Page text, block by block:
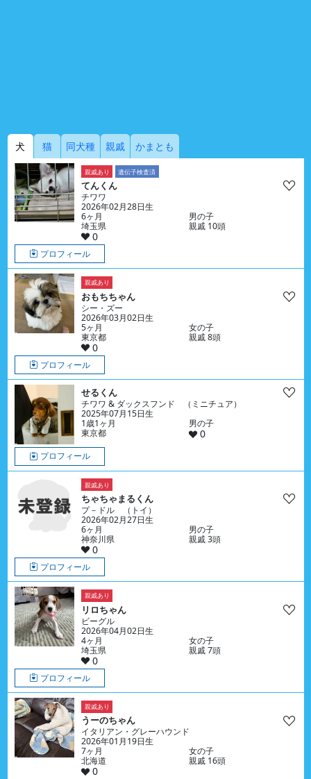
犬 猫 同犬種 親戚 かまとも
親戚あり 遺伝子検査済
てんくん
チワワ
2026年02月28日生
6ヶ月
男の子
埼玉県
親戚 10頭
0
プロフィール
親戚あり
おもちちゃん
シー・ズー
2026年03月02日生
5ヶ月
女の子
東京都
親戚 8頭
0
プロフィール
せるくん
チワワ & ダックスフンド （ミニチュア）
2025年07月15日生
1歳1ヶ月
男の子
東京都
0
プロフィール
親戚あり
ちゃちゃまるくん
プ－ドル （トイ）
2026年02月27日生
6ヶ月
男の子
神奈川県
親戚 3頭
0
プロフィール
親戚あり
リロちゃん
ビーグル
2026年04月02日生
4ヶ月
女の子
埼玉県
親戚 7頭
0
プロフィール
親戚あり
うーのちゃん
イタリアン・グレーハウンド
2026年01月19日生
7ヶ月
女の子
北海道
親戚 16頭
0